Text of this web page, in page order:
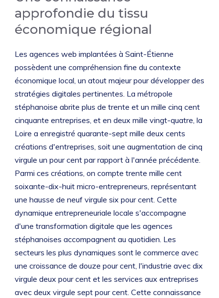
approfondie du tissu
économique régional
Les agences web implantées à Saint-Étienne
possèdent une compréhension fine du contexte
économique local, un atout majeur pour développer des
stratégies digitales pertinentes. La métropole
stéphanoise abrite plus de trente et un mille cinq cent
cinquante entreprises, et en deux mille vingt-quatre, la
Loire a enregistré quarante-sept mille deux cents
créations d'entreprises, soit une augmentation de cinq
virgule un pour cent par rapport à l'année précédente.
Parmi ces créations, on compte trente mille cent
soixante-dix-huit micro-entrepreneurs, représentant
une hausse de neuf virgule six pour cent. Cette
dynamique entrepreneuriale locale s'accompagne
d'une transformation digitale que les agences
stéphanoises accompagnent au quotidien. Les
secteurs les plus dynamiques sont le commerce avec
une croissance de douze pour cent, l'industrie avec dix
virgule deux pour cent et les services aux entreprises
avec deux virgule sept pour cent. Cette connaissance